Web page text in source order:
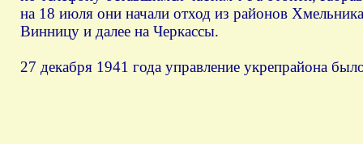
на 18 июля они начали отход из районов
Винницу и далее на Черкассы.
27 декабря 1941 года управление укрепрайона